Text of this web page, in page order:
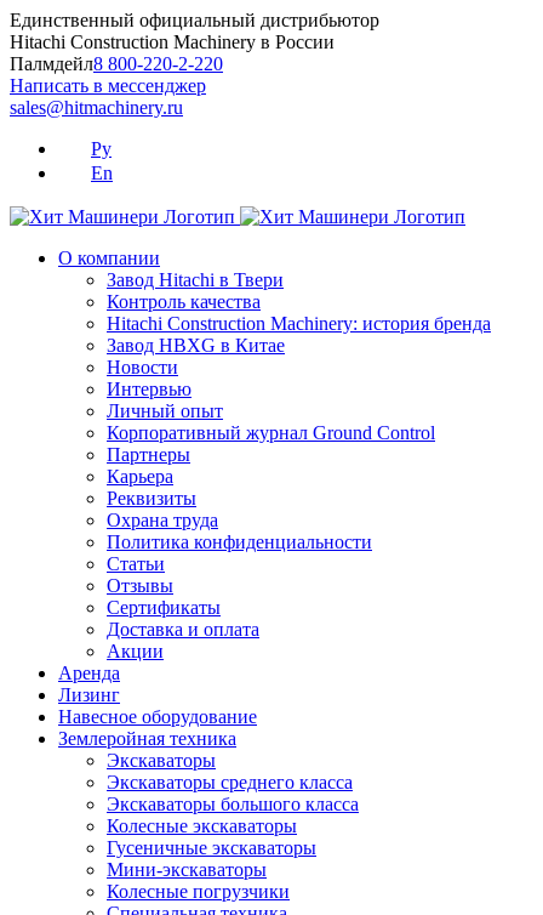
Skip
to
content
Единственный официальный дистрибьютор
Hitachi Construction Machinery в России
Палмдейл8 800-220-2-220
Написать в мессенджер
sales@hitmachinery.ru
Ру
En
О компании
Завод Hitachi в Твери
Контроль качества
Hitachi Construction Machinery: история бренда
Завод HBXG в Китае
Новости
Интервью
Личный опыт
Корпоративный журнал Ground Control
Партнеры
Карьера
Реквизиты
Охрана труда
Политика конфиденциальности
Статьи
Отзывы
Сертификаты
Доставка и оплата
Акции
Аренда
Лизинг
Навесное оборудование
Землеройная техника
Экскаваторы
Экскаваторы среднего класса
Экскаваторы большого класса
Колесные экскаваторы
Гусеничные экскаваторы
Мини-экскаваторы
Колесные погрузчики